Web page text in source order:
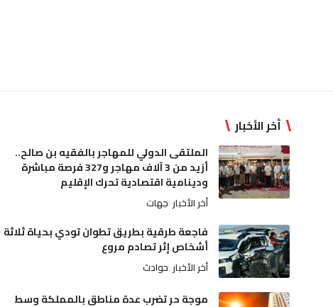
أخر الأخبار
الملتقى الدولي للمهاجر بالفقيه بن صالح..
أزيد من 3 آلاف مهاجر و327 فرصة مباشرة
ودينامية اقتصادية تحرك الإقليم
أخر الأخبار جهات
فاجعة طرقية بطريق تطوان تودي بحياة ثلاثة
أشخاص إثر تصادم مروع
أخر الأخبار حوادث
موجة حر تضرب عدة مناطق بالمملكة وسط